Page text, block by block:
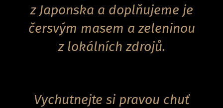
z Japonska a doplňujeme je
čersvým masem a zeleninou
z lokálních zdrojů.
Vychutnejte si pravou chuť